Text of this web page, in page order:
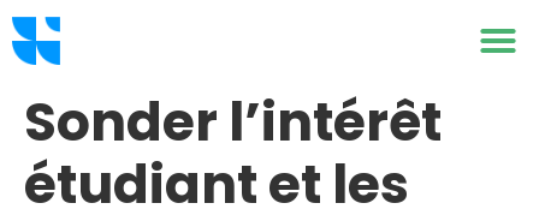
Sonder l’intérêt
étudiant et les